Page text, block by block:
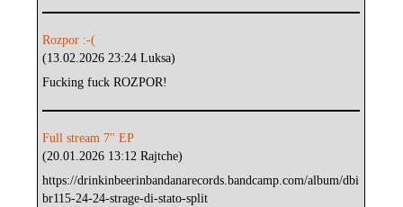
Rozpor :-(
(13.02.2026 23:24 Luksa)
Fucking fuck ROZPOR!
Full stream 7" EP
(20.01.2026 13:12 Rajtche)
https://drinkinbeerinbandanarecords.bandcamp.com/album/dbi
br115-24-24-strage-di-stato-split